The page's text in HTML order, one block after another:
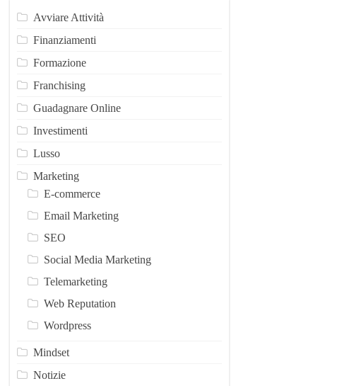
Avviare Attività
Finanziamenti
Formazione
Franchising
Guadagnare Online
Investimenti
Lusso
Marketing
E-commerce
Email Marketing
SEO
Social Media Marketing
Telemarketing
Web Reputation
Wordpress
Mindset
Notizie